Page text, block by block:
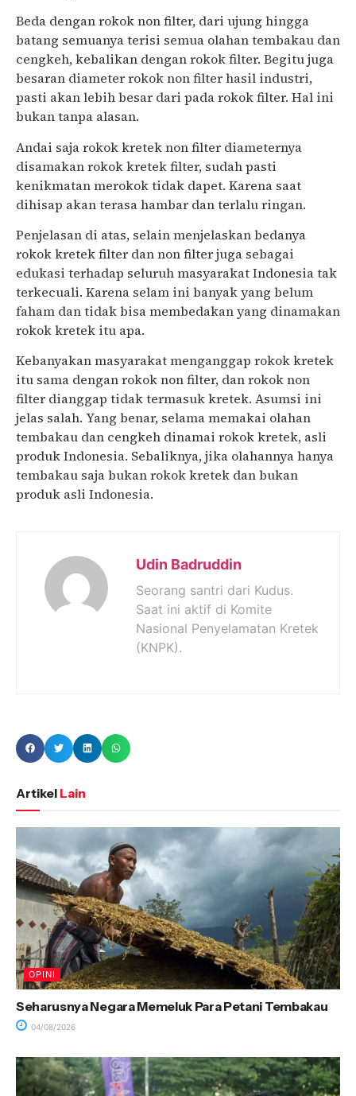
Beda dengan rokok non filter, dari ujung hingga
batang semuanya terisi semua olahan tembakau dan
cengkeh, kebalikan dengan rokok filter. Begitu juga
besaran diameter rokok non filter hasil industri,
pasti akan lebih besar dari pada rokok filter. Hal ini
bukan tanpa alasan.
Andai saja rokok kretek non filter diameternya
disamakan rokok kretek filter, sudah pasti
kenikmatan merokok tidak dapet. Karena saat
dihisap akan terasa hambar dan terlalu ringan.
Penjelasan di atas, selain menjelaskan bedanya
rokok kretek filter dan non filter juga sebagai
edukasi terhadap seluruh masyarakat Indonesia tak
terkecuali. Karena selam ini banyak yang belum
faham dan tidak bisa membedakan yang dinamakan
rokok kretek itu apa.
Kebanyakan masyarakat menganggap rokok kretek
itu sama dengan rokok non filter, dan rokok non
filter dianggap tidak termasuk kretek. Asumsi ini
jelas salah. Yang benar, selama memakai olahan
tembakau dan cengkeh dinamai rokok kretek, asli
produk Indonesia. Sebaliknya, jika olahannya hanya
tembakau saja bukan rokok kretek dan bukan
produk asli Indonesia.
Udin Badruddin
Seorang santri dari Kudus.
Saat ini aktif di Komite
Nasional Penyelamatan Kretek
(KNPK).
Artikel Lain
OPINI
Seharusnya Negara Memeluk Para Petani Tembakau
04/08/2026